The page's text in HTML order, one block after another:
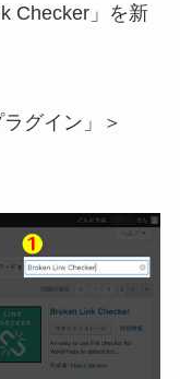
Checker」を新
グイン」＞